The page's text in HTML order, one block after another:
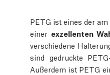
PETG ist eines der
einer exzellenten
verschiedene
sind gedruckte
Außerdem ist PETG